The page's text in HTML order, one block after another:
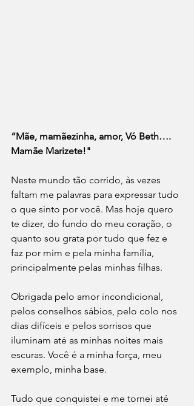
“Mãe, mamãezinha, amor, Vó Beth….
Mamãe Marizete!"
Neste mundo tão corrido, às vezes
faltam me palavras para expressar tudo
o que sinto por você. Mas hoje quero
te dizer, do fundo do meu coração, o
quanto sou grata por tudo que fez e
faz por mim e pela minha família,
principalmente pelas minhas filhas.
Obrigada pelo amor incondicional,
pelos conselhos sábios, pelo colo nos
dias difíceis e pelos sorrisos que
iluminam até as minhas noites mais
escuras. Você é a minha força, meu
exemplo, minha base.
Tudo que conquistei e me tornei até